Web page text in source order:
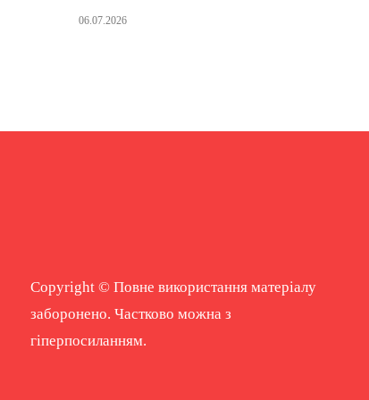
06.07.2026
Copyright © Повне використання матеріалу
заборонено. Частково можна з
гіперпосиланням.